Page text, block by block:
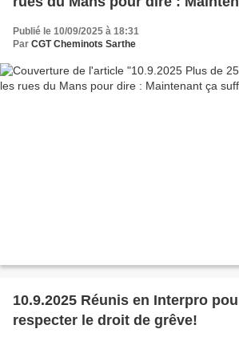
Publié le 10/09/2025 à 18:31
Par CGT Cheminots Sarthe
10.9.2025 Réunis en Interpro
respecter le droit de grêve!